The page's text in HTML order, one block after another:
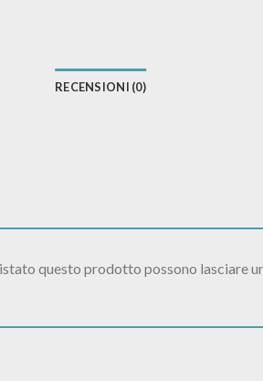
RECENSIONI (0)
questo prodotto possono lasciare